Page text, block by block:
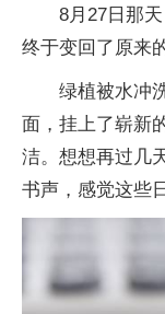
8月27日那
终于变回了原来
绿植被水冲
面，挂上了崭新
洁。想想再过几
书声，感觉这些